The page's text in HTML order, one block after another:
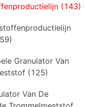
(143)
Granulator Van
(125)
Van De